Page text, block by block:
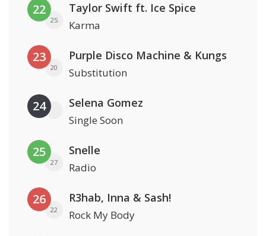
22
25
Taylor Swift ft. Ice Spice
Karma
23
20
Purple Disco Machine & Kungs
Substitution
24 Selena Gomez
Single Soon
25
27
Snelle
Radio
26
22
R3hab, Inna & Sash!
Rock My Body